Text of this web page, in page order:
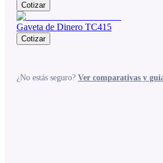
Cotizar
Gaveta de Dinero TC415
Cotizar
¿No estás seguro? Ver comparativas y